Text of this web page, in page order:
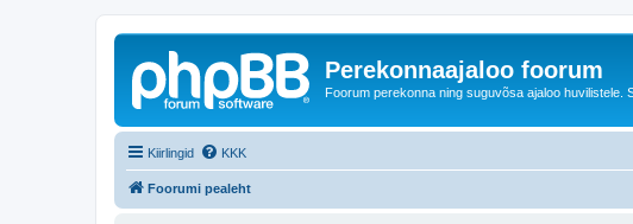
Perekonnaajaloo foorum
Foorum perekonna ning suguvõsa ajaloo
Kiirlingid KKK
Foorumi pealeht